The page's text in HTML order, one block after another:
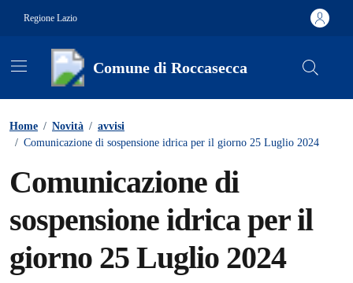
Regione Lazio
Comune di Roccasecca
Home / Novità / avvisi
/ Comunicazione di sospensione idrica per il giorno 25 Luglio 2024
Comunicazione di
sospensione idrica per il
giorno 25 Luglio 2024